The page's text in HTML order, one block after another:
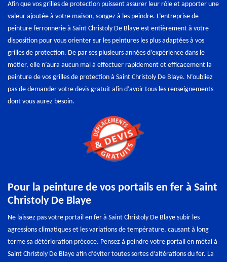
Afin que vos grilles de protection puissent assurer leur rôle et apporter une
valeur ajoutée à votre maison, songez à les peindre. L’entreprise de
peinture ferronnerie à Saint Christoly De Blaye est entièrement à votre
disposition pour vous orienter sur les peintures les plus adaptées à vos
grilles de protection. De par ses plusieurs années d’expérience dans le
métier, elle n’aura aucun mal à effectuer rapidement et efficacement la
peinture de vos grilles de protection à Saint Christoly De Blaye. N’oubliez
pas de demander votre devis gratuit afin d’avoir tous les renseignements
dont vous aurez besoin.
Pour la peinture de vos portails en fer à Saint
Christoly De Blaye
Ne laissez pas votre portail en fer à Saint Christoly De Blaye subir les
agressions climatiques et les variations de température, causant à long
terme sa détérioration précoce. Pensez à peindre votre portail en métal à
Saint Christoly De Blaye afin d’éviter toutes sortes d’altérations du fer. La